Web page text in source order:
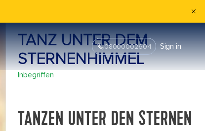
08000002604 Sign in
TANZ UNTER DEM
STERNENHIMMEL
Inbegriffen
TANZEN UNTER DEN STERNEN